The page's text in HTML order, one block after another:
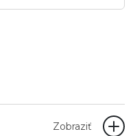
Zobraziť